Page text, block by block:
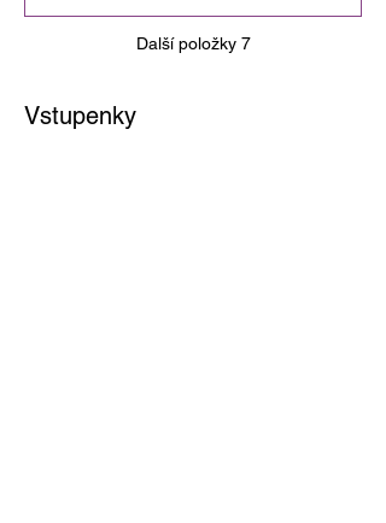
Další položky 7
Vstupenky